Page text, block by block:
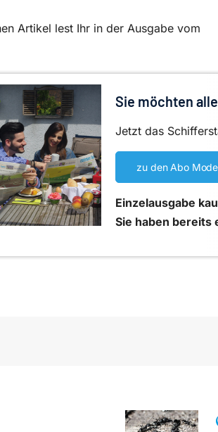
Artikel lest Ihr in der Ausgabe vom
Sie möchten
Jetzt das
zu den Abo
Einzelausgabe
Sie haben bereits